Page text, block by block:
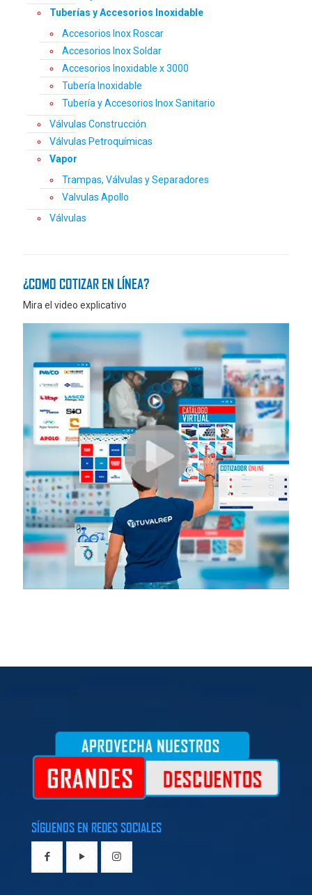
Tuberías y Accesorios Inoxidable
Accesorios Inox Roscar
Accesorios Inox Soldar
Accesorios Inoxidable x 3000
Tubería Inoxidable
Tubería y Accesorios Inox Sanitario
Válvulas Construcción
Válvulas Petroquímicas
Vapor
Trampas, Válvulas y Separadores
Valvulas Apollo
Válvulas
¿COMO COTIZAR EN LÍNEA?
Mira el video explicativo
SÍGUENOS EN REDES SOCIALES